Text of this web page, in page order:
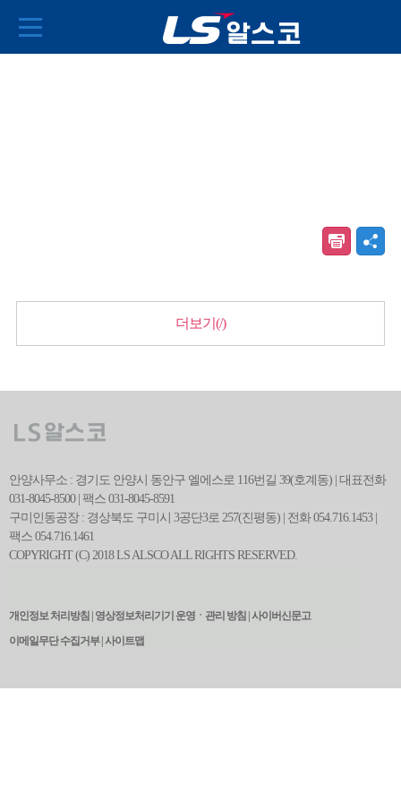
더보기(/)
안양사무소 : 경기도 안양시 동안구 엘에스로 116번길 39(호계동) | 대표전화
031-8045-8500 | 팩스 031-8045-8591
구미인동공장 : 경상북도 구미시 3공단3로 257(진평동) | 전화 054.716.1453 |
팩스 054.716.1461
COPYRIGHT (C) 2018 LS ALSCO ALL RIGHTS RESERVED.
개인정보 처리방침 | 영상정보처리기기 운영ㆍ관리 방침 |사이버신문고
이메일무단 수집거부 |사이트맵